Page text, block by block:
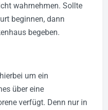
wahrnehmen. Sollte
beginnen, dann
begeben.
um ein
über eine
verfügt. Denn nur in